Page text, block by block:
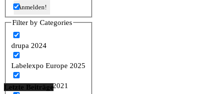
Filter by Categories
drupa 2024
Labelexpo Europe 2025
virtual.drupa 2021
Letzte Beiträge